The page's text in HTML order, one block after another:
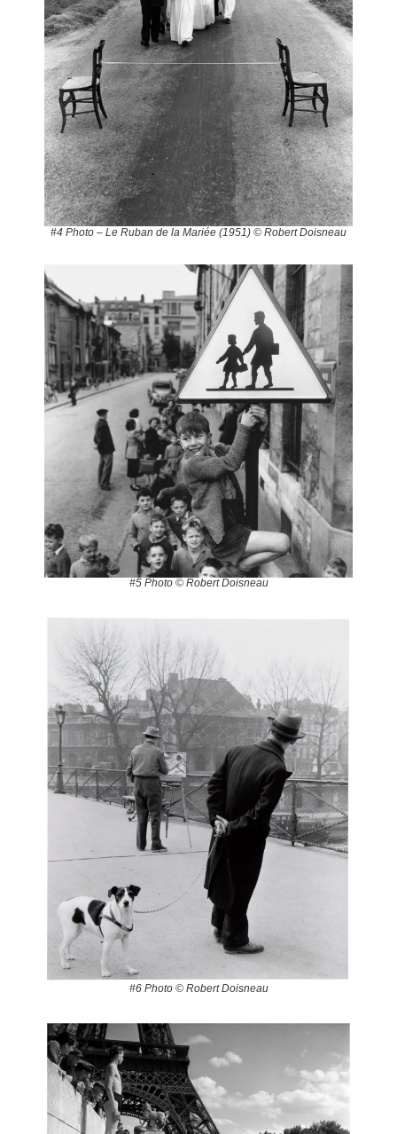
#4 Photo – Le Ruban de la Mariée (1951) © Robert Doisneau
#5 Photo © Robert Doisneau
#6 Photo © Robert Doisneau